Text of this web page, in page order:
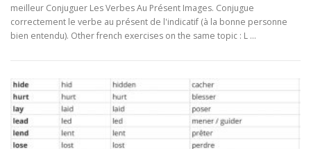
meilleur Conjuguer Les Verbes Au Présent Images. Conjugue
correctement le verbe au présent de l'indicatif (à la bonne personne
bien entendu). Other french exercises on the same topic : L …